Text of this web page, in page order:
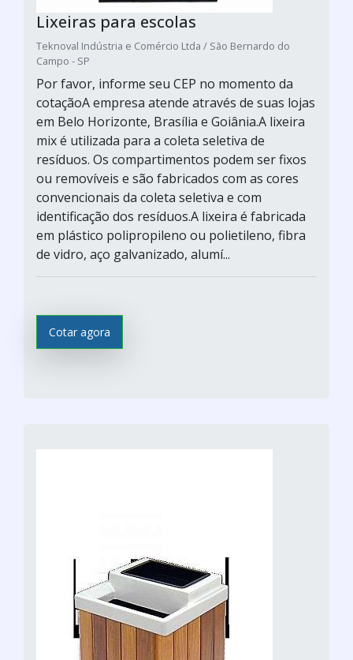
Lixeiras para escolas
Teknoval Indústria e Comércio Ltda / São Bernardo do
Campo - SP
Por favor, informe seu CEP no momento da
cotaçãoA empresa atende através de suas lojas
em Belo Horizonte, Brasília e Goiânia.A lixeira
mix é utilizada para a coleta seletiva de
resíduos. Os compartimentos podem ser fixos
ou removíveis e são fabricados com as cores
convencionais da coleta seletiva e com
identificação dos resíduos.A lixeira é fabricada
em plástico polipropileno ou polietileno, fibra
de vidro, aço galvanizado, alumí...
Cotar agora